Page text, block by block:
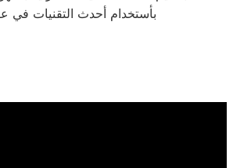
بأستخدام أحدث التقنيات في